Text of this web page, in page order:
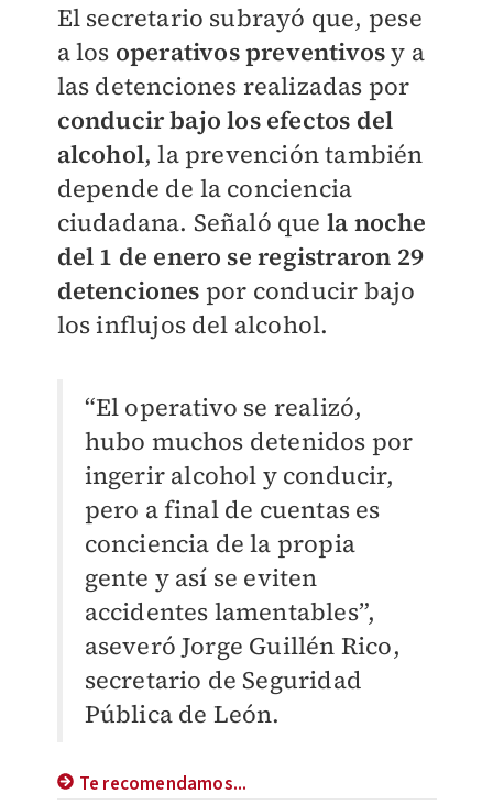
El secretario subrayó que, pese
a los operativos preventivosy a
las detenciones realizadas por
conducir bajo los efectos del
alcohol, la prevención también
depende de la conciencia
ciudadana. Señaló que la noche
del 1 de enero seregistraron 29
detenciones por conducir bajo
los influjos del alcohol.
“El operativo se realizó,
hubo muchos detenidos por
ingerir alcohol y conducir,
pero a final de cuentas es
conciencia de la propia
gente y así se eviten
accidentes lamentables”,
aseveró Jorge Guillén Rico,
secretario de Seguridad
Pública de León.
Te recomendamos...